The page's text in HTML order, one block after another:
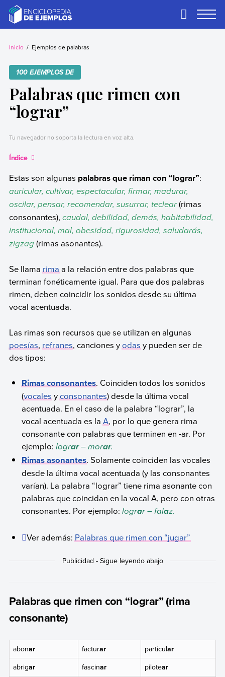
contentEjemplos
Necesitas ejemplos.
Primary
Inicio Ejemplos de palabras
100 EJEMPLOS DE
Palabras que rimen con
“lograr”
Tu navegador no soporta la lectura en voz alta.
Índice
Estas son algunas palabras que riman con “lograr”:
auricular, cultivar, espectacular, firmar, madurar,
oscilar, pensar, recomendar, susurrar, teclear(rimas
consonantes), caudal, debilidad, demás, habitabilidad,
institucional, mal, obesidad, rigurosidad, saludarás,
zigzag(rimas asonantes).
Se llamarimaa la relación entre dos palabras que
terminan fonéticamente igual. Para que dos palabras
rimen, deben coincidir los sonidos desde su última
vocal acentuada.
Las rimas son recursos que se utilizan en algunas
poesías,refranes, canciones yodasy pueden ser de
dos tipos:
Rimas consonantes. Coinciden todos los sonidos
(vocalesyconsonantes) desde la última vocal
acentuada. En el caso de la palabra “lograr”, la
vocal acentuada es laA, por lo que genera rima
consonante con palabras que terminen en -ar. Por
ejemplo: lograr– morar.
Rimas asonantes. Solamente coinciden las vocales
desde la última vocal acentuada (y las consonantes
varían). La palabra “lograr” tiene rima asonante con
palabras que coincidan en la vocal A, pero con otras
consonantes. Por ejemplo:lograr – falaz.
Ver además:Palabras que rimen con “jugar”
Palabras que rimen con “lograr” (rima
consonante)
abonar facturar particular
abrigar fascinar pilotear